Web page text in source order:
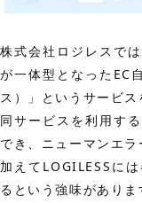
株式会社ロジレスで
が一体型となったEC
ス）」というサービス
同サービスを利用す
でき、ニューマンエラ
加えてLOGILESSに
るという強味がありま